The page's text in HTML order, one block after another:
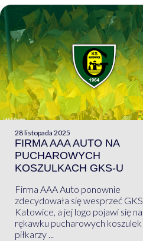
28 listopada 2025
FIRMA AAA AUTO NA
PUCHAROWYCH
KOSZULKACH GKS-U
Firma AAA Auto ponownie
zdecydowała się wesprzeć GKS
Katowice, a jej logo pojawi się na
rękawku pucharowych koszulek
piłkarzy ...